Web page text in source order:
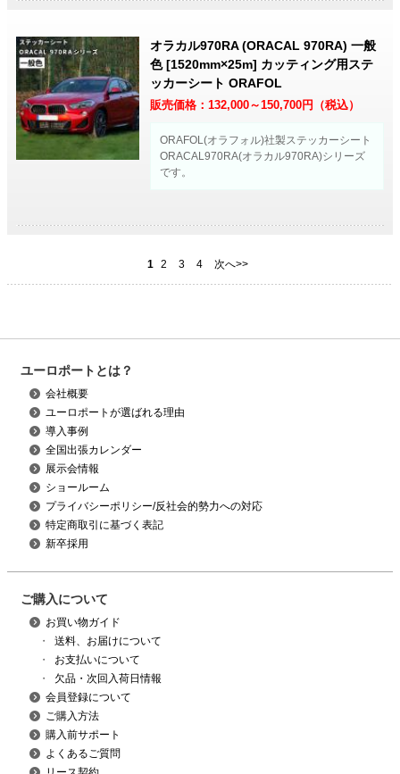
オラカル970RA (ORACAL 970RA) 一般
色 [1520mm×25m] カッティング用ステ
ッカーシート ORAFOL
販売価格：132,000～150,700円（税込）
ORAFOL(オラフォル)社製ステッカーシート
ORACAL970RA(オラカル970RA)シリーズ
です。
1 2 3 4 次へ>>
ユーロポートとは？
会社概要
ユーロポートが選ばれる理由
導入事例
全国出張カレンダー
展示会情報
ショールーム
プライバシーポリシー/反社会的勢力への対応
特定商取引に基づく表記
新卒採用
ご購入について
お買い物ガイド
・
送料、お届けについて
・
お支払いについて
・
欠品・次回入荷日情報
会員登録について
ご購入方法
購入前サポート
よくあるご質問